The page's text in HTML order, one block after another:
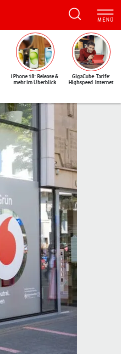
iPhone 18: Release &
mehr im Überblick
GigaCube-Tarife:
Highspeed-Internet